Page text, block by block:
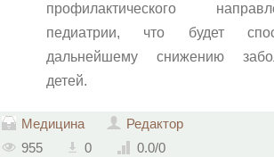
профилактического
педиатрии, что будет
дальнейшему снижению
детей.
Медицина
Редактор
955
0 0.0/0